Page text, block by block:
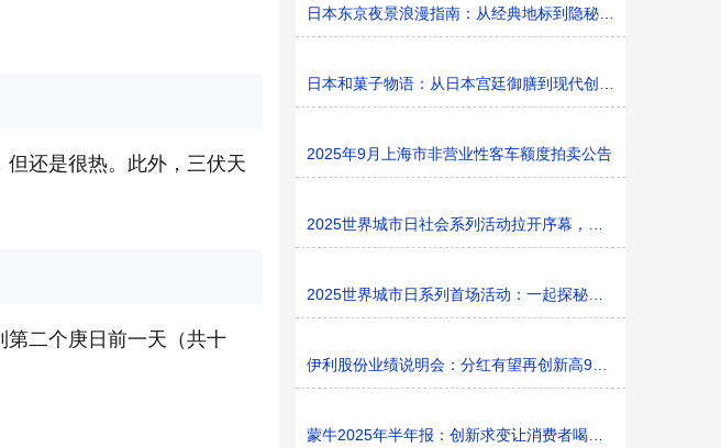
还是很热。此外，三伏天
第二个庚日前一天（共十
日本东京夜景浪漫指南：从经典地标到隐秘胜地
日本和菓子物语：从日本宫廷御膳到现代创新的甜蜜传承
2025年9月上海市非营业性客车额度拍卖公告
2025世界城市日社会系列活动拉开序幕，探寻社区花园里的
2025世界城市日系列首场活动：一起探秘家门口的“魔法花园”
伊利股份业绩说明会：分红有望再创新高9%利润率目标不变
蒙牛2025年半年报：创新求变让消费者喝上奶、喝好奶、喝